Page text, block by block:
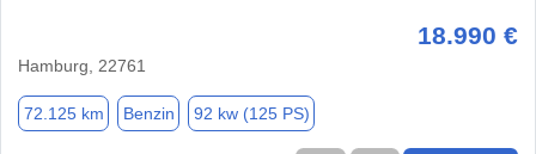
18.990 €
Hamburg, 22761
72.125 km Benzin 92 kw (125 PS)